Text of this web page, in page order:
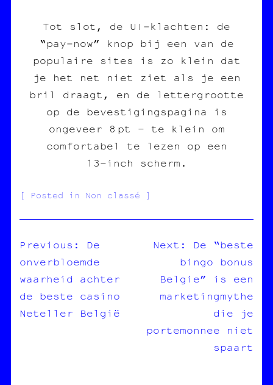
Tot slot, de UI‑klachten: de
“pay‑now” knop bij een van de
populaire sites is zo klein dat
je het net niet ziet als je een
bril draagt, en de lettergrootte
op de bevestigingspagina is
ongeveer 8 pt – te klein om
comfortabel te lezen op een
13‑inch scherm.
Posted in Non classé
NAVIGATION
DE
L’ARTICLE
Previous:
De
onverbloemde
waarheid achter
de beste casino
Neteller België
Next:
De “beste
bingo bonus
Belgie” is een
marketingmythe
die je
portemonnee niet
spaart